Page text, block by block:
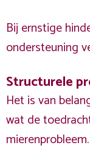
Bij ernstige
ondersteuning
Structurele
Het is van
wat de